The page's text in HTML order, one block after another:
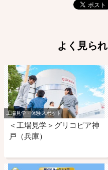
よく見ら
工場見学・体験スポット
＜工場見学＞グリコピア神
戸（兵庫）